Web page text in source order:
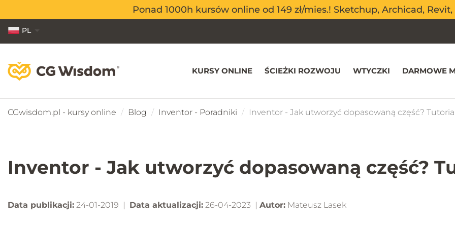
Ponad 1000h kursów online od 149 zł/mies.! Sketchup, Archicad,
Ponad 1000h kursów online od 149 zł/mies.! Sketchup, Archicad,
PL
EN
KURSY ONLINE ŚCIEŻKI ROZWOJU WTYCZKI DARMOWE
CGwisdom.pl - kursy online Blog Inventor - Poradniki Inventor - Jak utworzyć dopasowaną część?
Inventor - Jak utworzyć dopasowaną część?
Data publikacji: 24-01-2019 | Data aktualizacji: 26-04-2023 | Autor: Mateusz Lasek